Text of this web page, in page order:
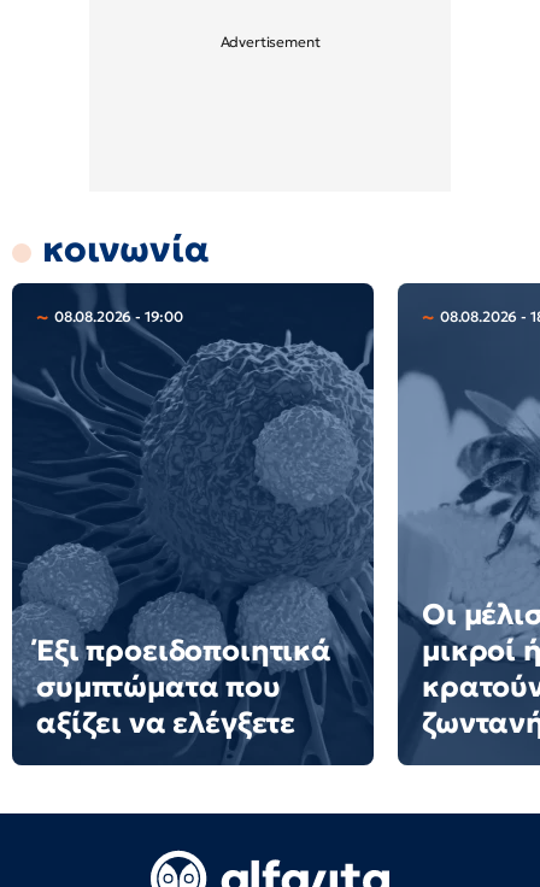
κοινωνία
08.08.2026 - 19:00
Έξι προειδοποιητικά
συμπτώματα που
αξίζει να ελέγξετε
08.08.2026 -
Οι
μικροί